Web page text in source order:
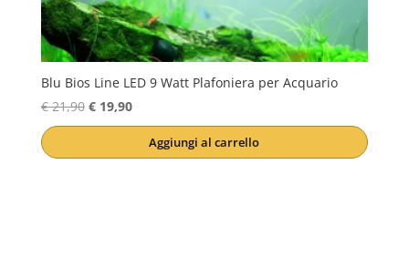
Blu Bios Line LED 9 Watt Plafoniera per Acquario
€21,90 Il
prezzo
€19,90Il
prezzo
attuale
Aggiungi al carrello